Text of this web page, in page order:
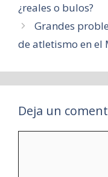
¿reales o bulos?
Grandes
de atletismo en el
Deja un